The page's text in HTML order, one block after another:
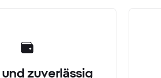
zuverlässig